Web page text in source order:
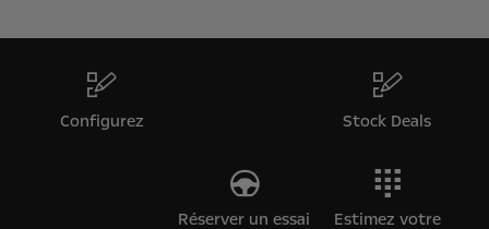
Configurez Stock Deals
Réserver un essai
Estimez votre